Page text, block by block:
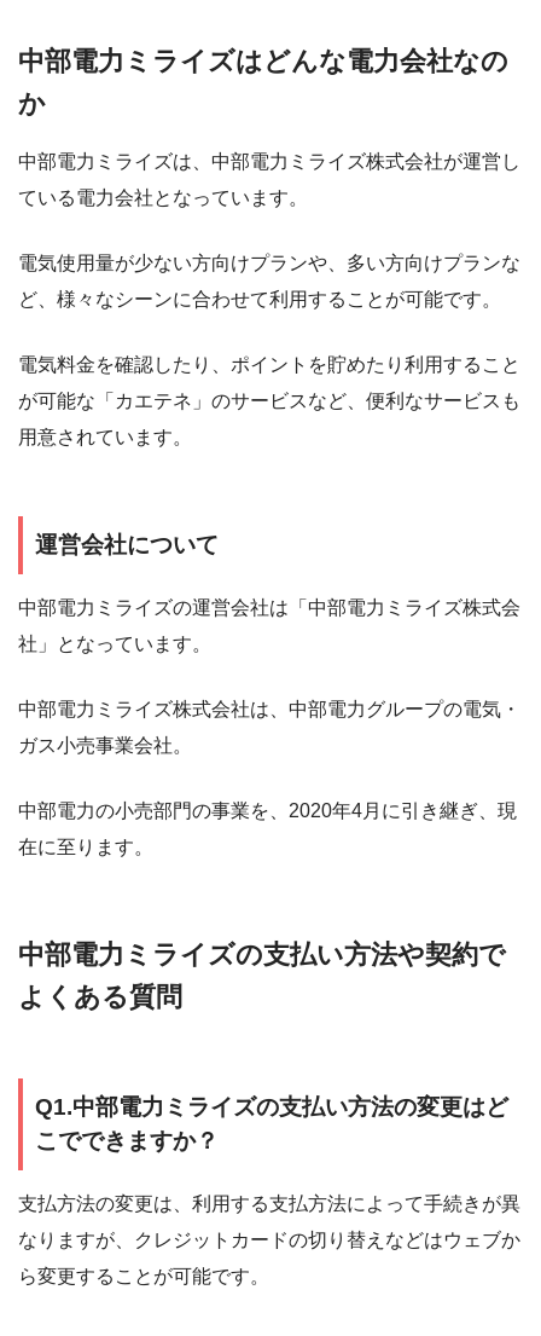
中部電力ミライズはどんな電力会社なの
か
中部電力ミライズは、中部電力ミライズ株式会社が運営し
ている電力会社となっています。
電気使用量が少ない方向けプランや、多い方向けプランな
ど、様々なシーンに合わせて利用することが可能です。
電気料金を確認したり、ポイントを貯めたり利用すること
が可能な「カエテネ」のサービスなど、便利なサービスも
用意されています。
運営会社について
中部電力ミライズの運営会社は「中部電力ミライズ株式会
社」となっています。
中部電力ミライズ株式会社は、中部電力グループの電気・
ガス小売事業会社。
中部電力の小売部門の事業を、2020年4月に引き継ぎ、現
在に至ります。
中部電力ミライズの支払い方法や契約で
よくある質問
Q1.中部電力ミライズの支払い方法の変更はど
こでできますか？
支払方法の変更は、利用する支払方法によって手続きが異
なりますが、クレジットカードの切り替えなどはウェブか
ら変更することが可能です。